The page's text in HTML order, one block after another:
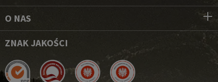
O NAS
ZNAK JAKOŚCI